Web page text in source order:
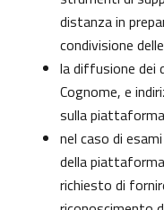
distanza in
condivisione
la diffusione dei
Cognome, e
sulla
nel caso di
della
richiesto di